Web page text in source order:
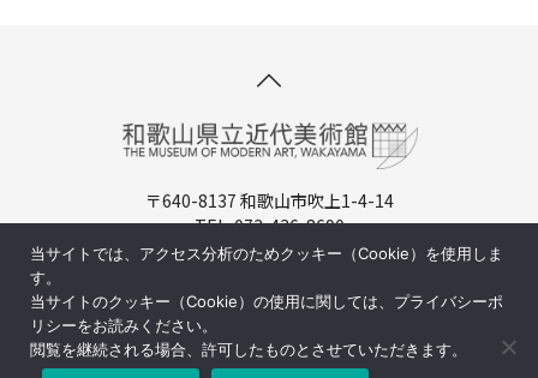
〒640-8137 和歌山市吹上1-4-14
TEL. 073-436-8690
開館時間：9:30-17:00（入場は16:30まで）
周辺マップ／交通アクセス
当サイトでは、アクセス分析のためクッキー（Cookie）を使用しま
す。
当サイトのクッキー（Cookie）の使用に関しては、プライバシーポ
リシーをお読みください。
閲覧を継続される場合、許可したものとさせていただきます。